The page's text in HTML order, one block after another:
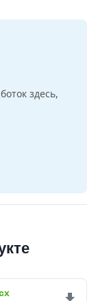
здесь,